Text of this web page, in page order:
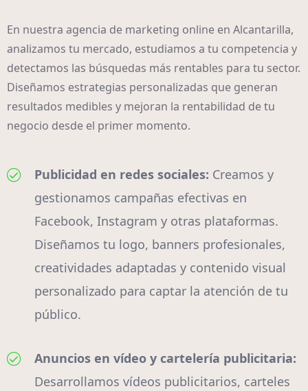
En nuestra agencia de marketing online en Alcantarilla,
analizamos tu mercado, estudiamos a tu competencia y
detectamos las búsquedas más rentables para tu sector.
Diseñamos estrategias personalizadas que generan
resultados medibles y mejoran la rentabilidad de tu
negocio desde el primer momento.
Publicidad en redes sociales: Creamos y
gestionamos campañas efectivas en
Facebook, Instagram y otras plataformas.
Diseñamos tu logo, banners profesionales,
creatividades adaptadas y contenido visual
personalizado para captar la atención de tu
público.
Anuncios en vídeo y cartelería publicitaria:
Desarrollamos vídeos publicitarios, carteles